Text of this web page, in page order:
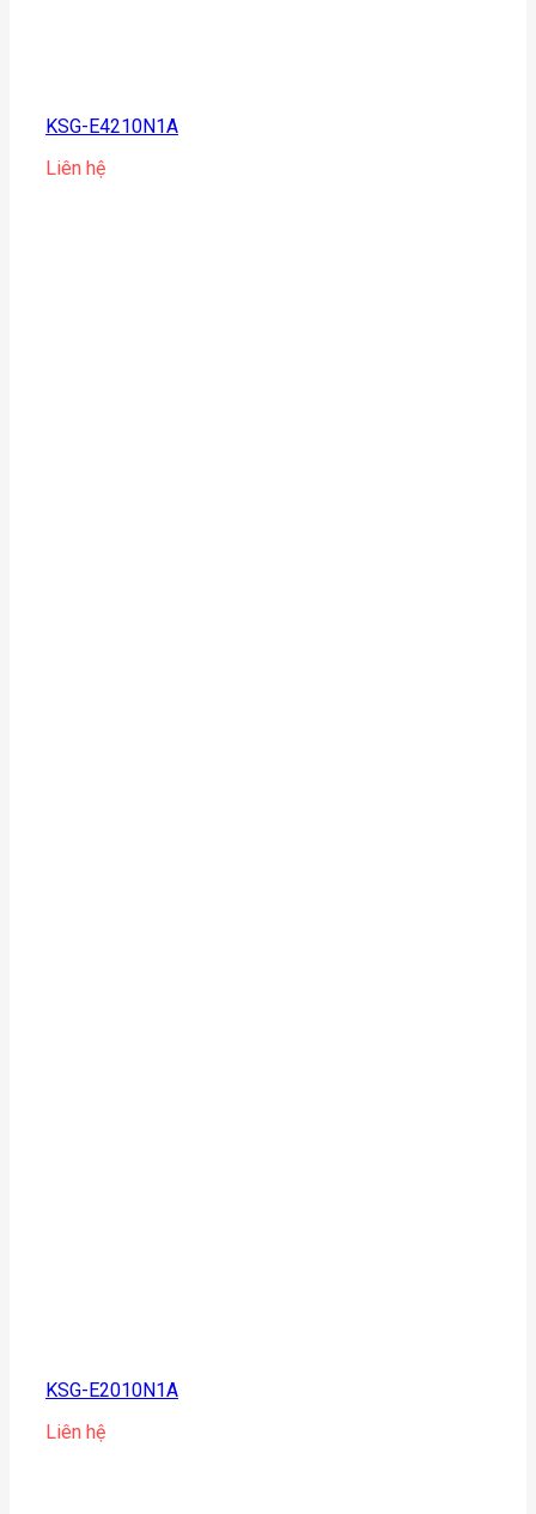
KSG-E4210N1A
Liên hệ
KSG-E2010N1A
Liên hệ